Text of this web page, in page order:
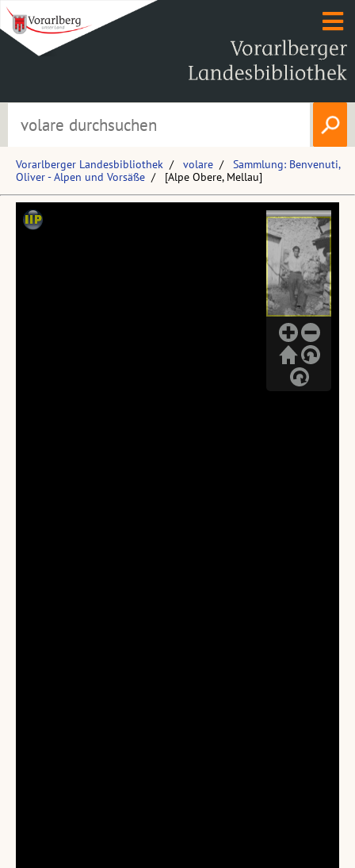
Vorarlberger Landesbibliothek volare
Sammlung: Benvenuti,
Oliver - Alpen und Vorsäße
[Alpe Obere, Mellau]